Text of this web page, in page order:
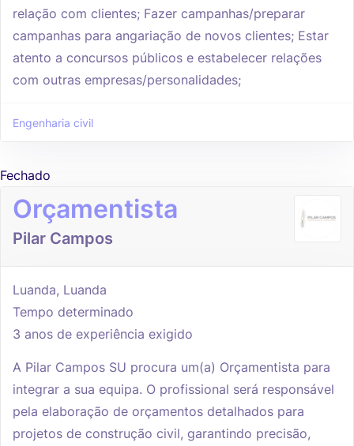
relação com clientes; Fazer campanhas/preparar
campanhas para angariação de novos clientes; Estar
atento a concursos públicos e estabelecer relações
com outras empresas/personalidades;
Engenharia civil
Fechado
Orçamentista
Pilar Campos
Luanda, Luanda
Tempo determinado
3 anos de experiência exigido
A Pilar Campos SU procura um(a) Orçamentista para
integrar a sua equipa. O profissional será responsável
pela elaboração de orçamentos detalhados para
projetos de construção civil, garantindo precisão,